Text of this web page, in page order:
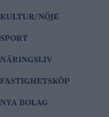
KULTUR/NÖJE
SPORT
NÄRINGSLIV
FASTIGHETSKÖP
NYA BOLAG